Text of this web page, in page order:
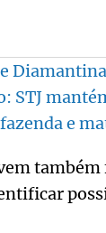
STJ
e